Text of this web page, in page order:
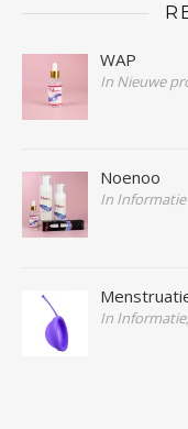
WAP
In Nieuwe
Noenoo
In Informatie
In